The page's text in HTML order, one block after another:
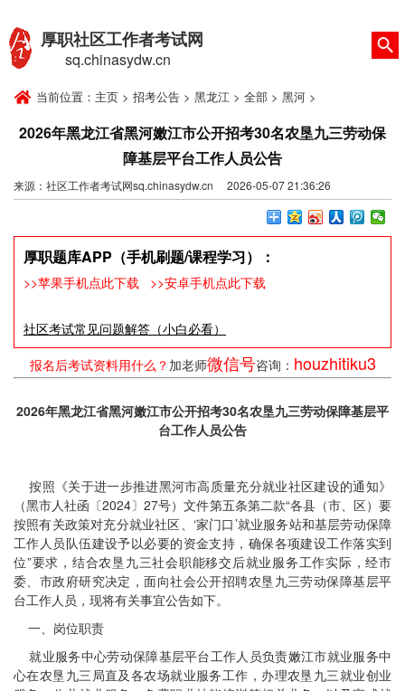
厚职社区工作者考试网
sq.chinasydw.cn
当前位置： 主页 > 招考公告 > 黑龙江 > 全部 > 黑河 >
2026年黑龙江省黑河嫩江市公开招考30名农垦九三劳动保
障基层平台工作人员公告
来源：社区工作者考试网sq.chinasydw.cn 2026-05-07 21:36:26
厚职题库APP（手机刷题/课程学习）：
>>苹果手机点此下载 >>安卓手机点此下载
社区考试常见问题解答（小白必看）
报名后考试资料用什么？ 加老师微信号咨询： houzhitiku3
2026年黑龙江省黑河嫩江市公开招考30名农垦九三劳动保障基层平
台工作人员公告
按照《关于进一步推进黑河市高质量充分就业社区建设的通知》
（黑市人社函〔2024〕27号）文件第五条第二款“各县（市、区）要
按照有关政策对充分就业社区、‘家门口’就业服务站和基层劳动保障
工作人员队伍建设予以必要的资金支持，确保各项建设工作落实到
位”要求，结合农垦九三社会职能移交后就业服务工作实际，经市
委、市政府研究决定，面向社会公开招聘农垦九三劳动保障基层平
台工作人员，现将有关事宜公告如下。
一、岗位职责
就业服务中心劳动保障基层平台工作人员负责嫩江市就业服务中
心在农垦九三局直及各农场就业服务工作，办理农垦九三就业创业